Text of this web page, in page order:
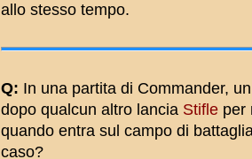
allo stesso tempo.
Q: In una partita di Commander,
dopo qualcun altro lancia Stifle per
quando entra sul campo di
caso?